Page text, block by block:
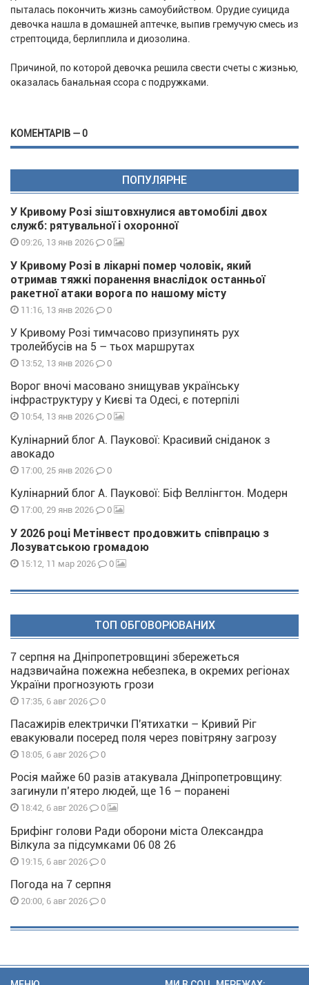
пыталась покончить жизнь самоубийством. Орудие суицида
девочка нашла в домашней аптечке, выпив гремучую смесь из
стрептоцида, берлиплила и диозолина.
Причиной, по которой девочка решила свести счеты с жизнью,
оказалась банальная ссора с подружками.
КОМЕНТАРІВ — 0
ПОПУЛЯРНЕ
У Кривому Розі зіштовхнулися автомобілі двох
служб: рятувальної і охоронної
09:26, 13 янв 2026 0
У Кривому Розі в лікарні помер чоловік, який
отримав тяжкі поранення внаслідок останньої
ракетної атаки ворога по нашому місту
11:16, 13 янв 2026 0
У Кривому Розі тимчасово призупинять рух
тролейбусів на 5 – тьох маршрутах
13:52, 13 янв 2026 0
Ворог вночі масовано знищував українську
інфраструктуру у Києві та Одесі, є потерпілі
10:54, 13 янв 2026 0
Кулінарний блог А. Паукової: Красивий сніданок з
авокадо
17:00, 25 янв 2026 0
Кулінарний блог А. Паукової: Біф Веллінгтон. Модерн
17:00, 29 янв 2026 0
У 2026 році Метінвест продовжить співпрацю з
Лозуватською громадою
15:12, 11 мар 2026 0
ТОП ОБГОВОРЮВАНИХ
7 серпня на Дніпропетровщині збережеться
надзвичайна пожежна небезпека, в окремих регіонах
України прогнозують грози
17:35, 6 авг 2026 0
Пасажирів електрички П'ятихатки – Кривий Ріг
евакуювали посеред поля через повітряну загрозу
18:05, 6 авг 2026 0
Росія майже 60 разів атакувала Дніпропетровщину:
загинули п’ятеро людей, ще 16 – поранені
18:42, 6 авг 2026 0
Брифінг голови Ради оборони міста Олександра
Вілкула за підсумками 06 08 26
19:15, 6 авг 2026 0
Погода на 7 серпня
20:00, 6 авг 2026 0